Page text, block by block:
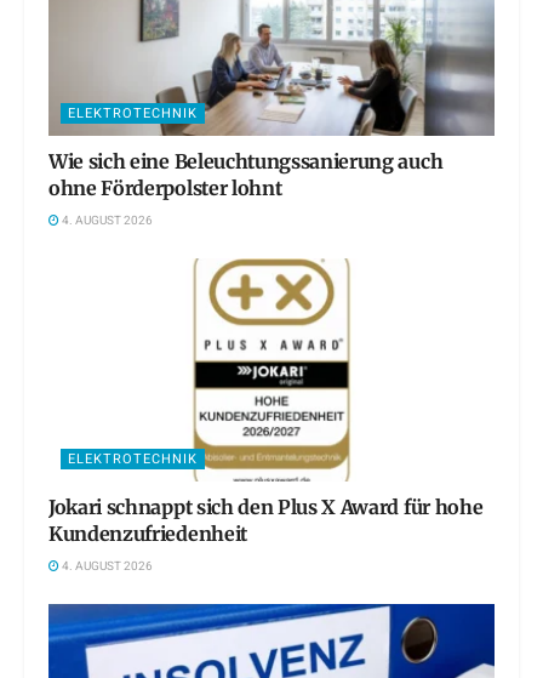
ELEKTROTECHNIK
Wie sich eine Beleuchtungssanierung auch
ohne Förderpolster lohnt
4. AUGUST 2026
ELEKTROTECHNIK
Jokari schnappt sich den Plus X Award für hohe
Kundenzufriedenheit
4. AUGUST 2026